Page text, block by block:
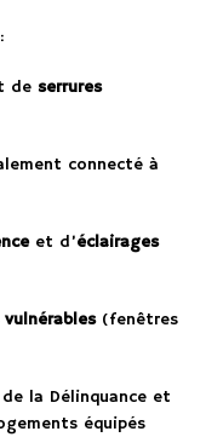
de serrures
connecté à
et d’éclairages
(fenêtres
la Délinquance et
équipés